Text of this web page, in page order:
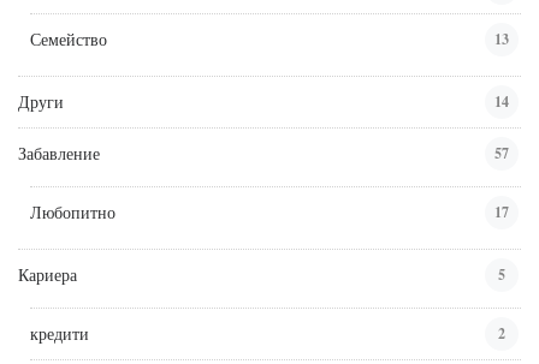
Семейство 13
Други 14
Забавление 57
Любопитно 17
Кариера 5
кредити 2